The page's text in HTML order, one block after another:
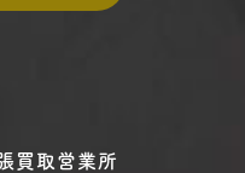
買取営業所